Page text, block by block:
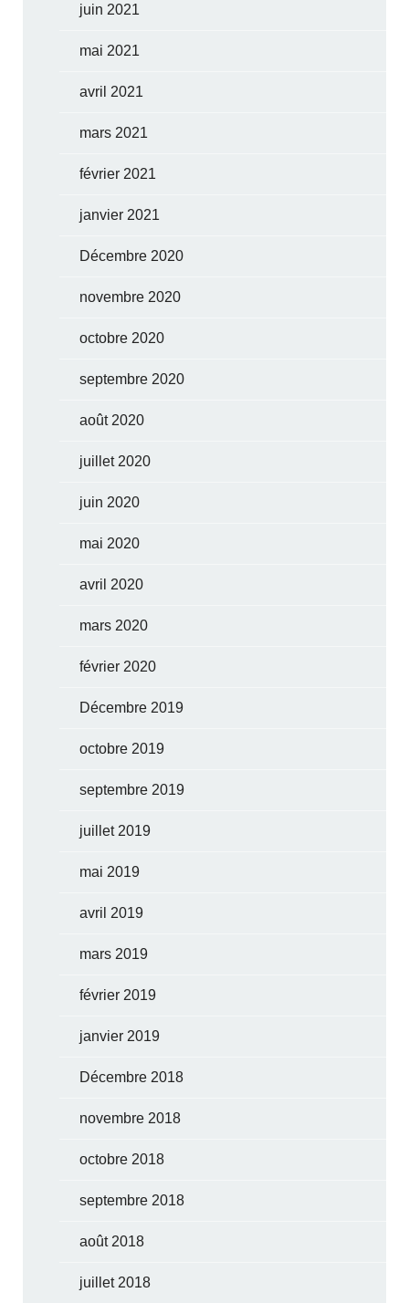
juin 2021
mai 2021
avril 2021
mars 2021
février 2021
janvier 2021
Décembre 2020
novembre 2020
octobre 2020
septembre 2020
août 2020
juillet 2020
juin 2020
mai 2020
avril 2020
mars 2020
février 2020
Décembre 2019
octobre 2019
septembre 2019
juillet 2019
mai 2019
avril 2019
mars 2019
février 2019
janvier 2019
Décembre 2018
novembre 2018
octobre 2018
septembre 2018
août 2018
juillet 2018